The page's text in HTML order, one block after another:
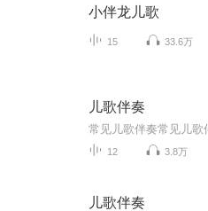
小伴龙儿歌
15 33.6万
儿歌伴奏
12 3.8万
儿歌伴奏